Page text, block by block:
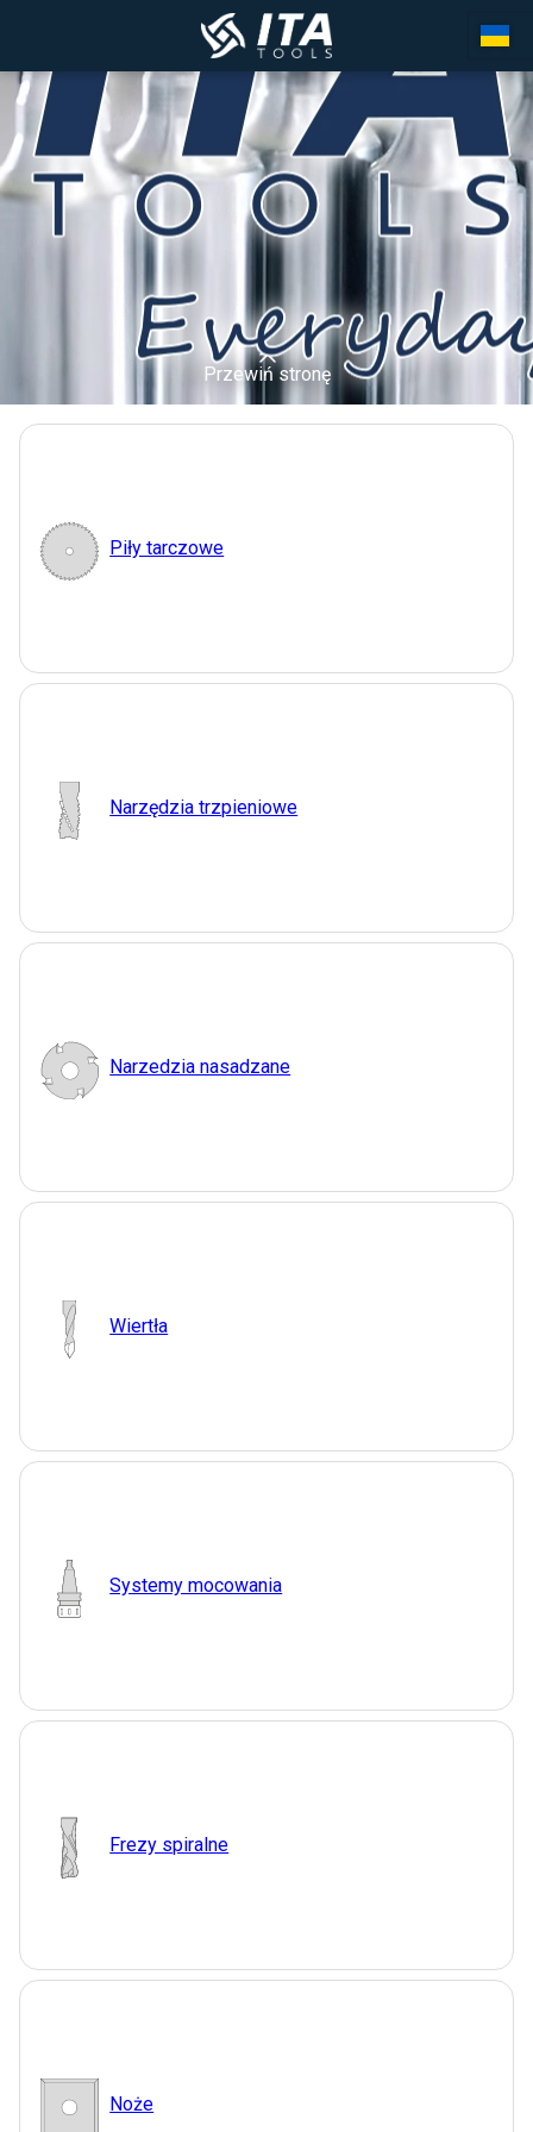
Przewiń stronę
Piły tarczowe
Narzędzia trzpieniowe
Narzedzia nasadzane
Wiertła
Systemy mocowania
Frezy spiralne
Noże